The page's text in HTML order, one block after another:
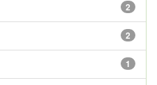
2
2
1